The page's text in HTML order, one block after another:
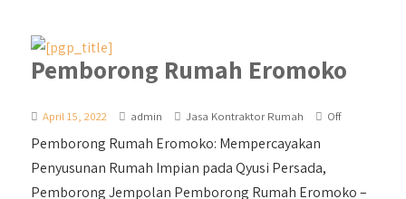
Pemborong Rumah Eromoko
April 15, 2022 admin Jasa Kontraktor Rumah Off
Pemborong Rumah Eromoko: Mempercayakan
Penyusunan Rumah Impian pada Qyusi Persada,
Pemborong Jempolan Pemborong Rumah Eromoko –